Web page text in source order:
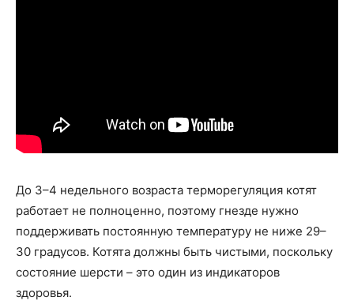
До 3–4 недельного возраста терморегуляция котят
работает не полноценно, поэтому гнезде нужно
поддерживать постоянную температуру не ниже 29–
30 градусов. Котята должны быть чистыми, поскольку
состояние шерсти – это один из индикаторов
здоровья.